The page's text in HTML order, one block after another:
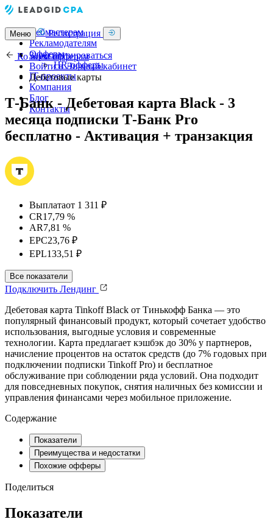
Вебмастерам
Рекламодателям
Офферы
HR-офферы
IT-проекты
Компания
Блог
Контакты
Меню Регистрация
Зарегистрироваться
Войти в Личный кабинет
Ко всем офферам
Дебетовые карты
Т-Банк - Дебетовая карта Black - 3
месяца подписки Т-Банк Pro
бесплатно - Активация + транзакция
Выплатаот 1 311 ₽
CR17,79 %
AR7,81 %
EPC23,76 ₽
EPL133,51 ₽
Все показатели
Подключить Лендинг
Дебетовая карта Tinkoff Black от Тинькофф Банка — это
популярный финансовый продукт, который сочетает удобство
использования, выгодные условия и современные
технологии. Карта предлагает кэшбэк до 30% у партнеров,
начисление процентов на остаток средств (до 7% годовых при
подключении подписки Tinkoff Pro) и бесплатное
обслуживание при соблюдении ряда условий. Она подходит
для повседневных покупок, снятия наличных без комиссии и
управления финансами через мобильное приложение.
Содержание
Показатели
Преимущества и недостатки
Похожие офферы
Поделиться
Показатели